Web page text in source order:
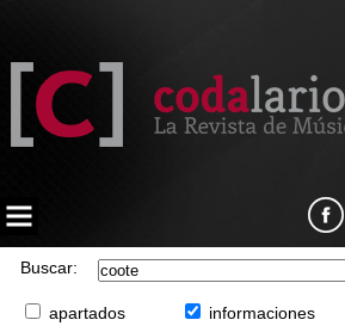
Buscar:
apartados informaciones